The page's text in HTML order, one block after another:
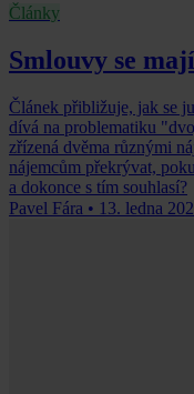
Články
Smlouvy se
Článek přibližuje, jak se
dívá na problematiku
zřízená dvěma různými
nájemcům překrývat,
a dokonce s tím souhlasí?
Pavel Fára • 13. ledna